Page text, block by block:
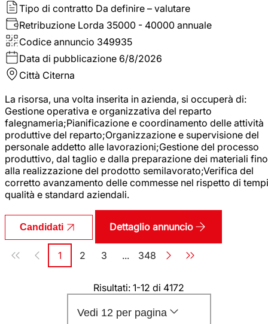
Tipo di contratto Da definire – valutare
Retribuzione Lorda 35000 - 40000 annuale
Codice annuncio 349935
Data di pubblicazione 6/8/2026
Città Citerna
La risorsa, una volta inserita in azienda, si occuperà di:
Gestione operativa e organizzativa del reparto
falegnameria;Pianificazione e coordinamento delle attività
produttive del reparto;Organizzazione e supervisione del
personale addetto alle lavorazioni;Gestione del processo
produttivo, dal taglio e dalla preparazione dei materiali fino
alla realizzazione del prodotto semilavorato;Verifica del
corretto avanzamento delle commesse nel rispetto di
qualità e standard aziendali.
Candidati Dettaglio annuncio
Paginazione
Pagina
1 Pagina
2 Pagina
3 ... Pagina
348
Risultati: 1-12 di 4172
Vedi 12 per pagina